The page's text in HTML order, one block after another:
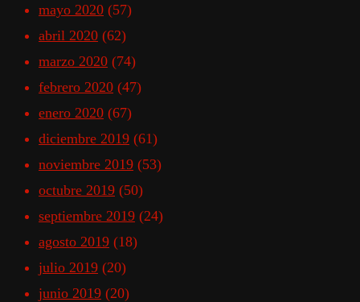
mayo 2020 (57)
abril 2020 (62)
marzo 2020 (74)
febrero 2020 (47)
enero 2020 (67)
diciembre 2019 (61)
noviembre 2019 (53)
octubre 2019 (50)
septiembre 2019 (24)
agosto 2019 (18)
julio 2019 (20)
junio 2019 (20)